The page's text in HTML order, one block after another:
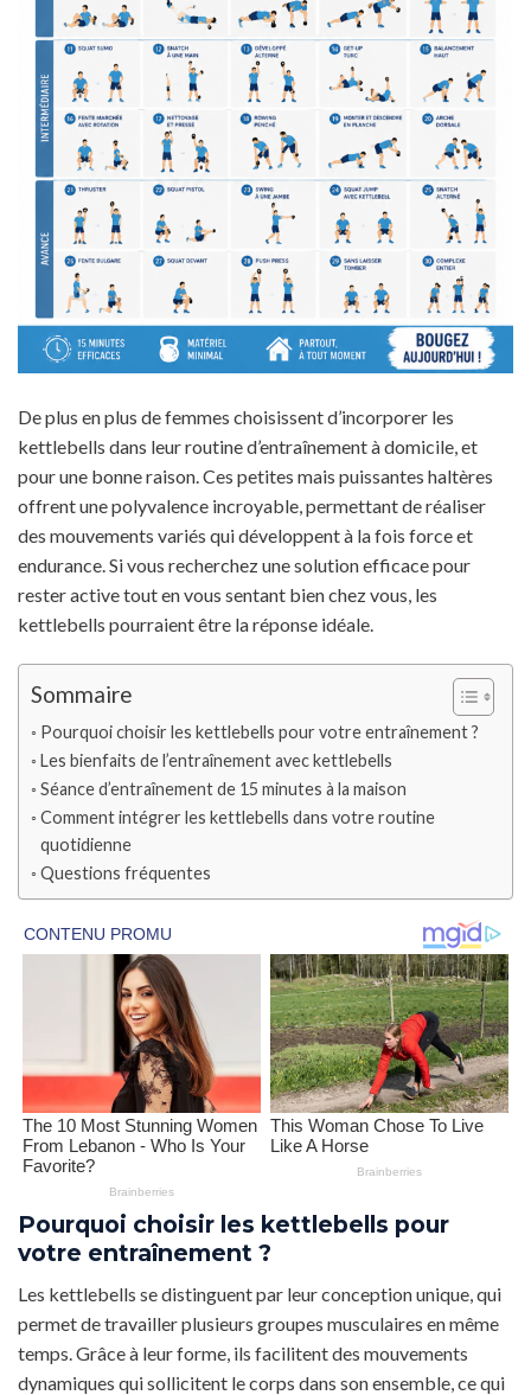
De plus en plus de femmes choisissent d’incorporer les
kettlebells dans leur routine d’entraînement à domicile, et
pour une bonne raison. Ces petites mais puissantes haltères
offrent une polyvalence incroyable, permettant de réaliser
des mouvements variés qui développent à la fois force et
endurance. Si vous recherchez une solution efficace pour
rester active tout en vous sentant bien chez vous, les
kettlebells pourraient être la réponse idéale.
Sommaire
Pourquoi choisir les kettlebells pour votre entraînement ?
Les bienfaits de l’entraînement avec kettlebells
Séance d’entraînement de 15 minutes à la maison
Comment intégrer les kettlebells dans votre routine
quotidienne
Questions fréquentes
Pourquoi choisir les kettlebells pour
votre entraînement ?
Les kettlebells se distinguent par leur conception unique, qui
permet de travailler plusieurs groupes musculaires en même
temps. Grâce à leur forme, ils facilitent des mouvements
dynamiques qui sollicitent le corps dans son ensemble, ce qui